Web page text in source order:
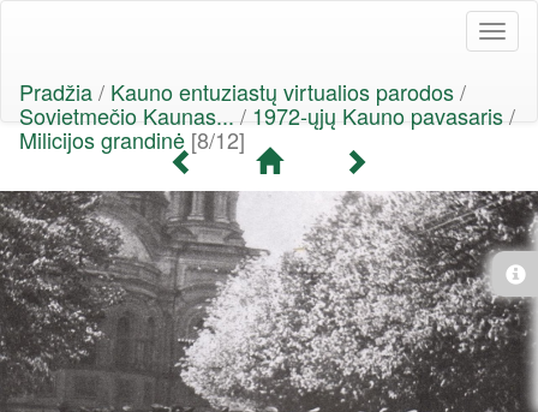
Pradžia/ Kauno entuziastų virtualios parodos/
Sovietmečio Kaunas... / 1972-ųjų Kauno pavasaris/
Milicijos grandinė [8/12]